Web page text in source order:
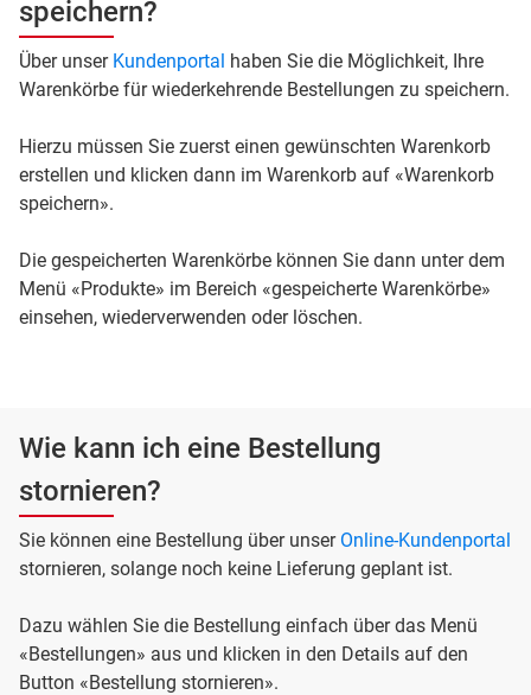
speichern?
Über unser Kundenportal haben Sie die Möglichkeit, Ihre
Warenkörbe für wiederkehrende Bestellungen zu speichern.
Hierzu müssen Sie zuerst einen gewünschten Warenkorb
erstellen und klicken dann im Warenkorb auf «Warenkorb
speichern».
Die gespeicherten Warenkörbe können Sie dann unter dem
Menü «Produkte» im Bereich «gespeicherte Warenkörbe»
einsehen, wiederverwenden oder löschen.
Wie kann ich eine Bestellung
stornieren?
Sie können eine Bestellung über unserOnline-Kundenportal
stornieren, solange noch keine Lieferung geplant ist.
Dazu wählen Sie die Bestellung einfach über das Menü
«Bestellungen» aus und klicken in den Details auf den
Button «Bestellung stornieren».